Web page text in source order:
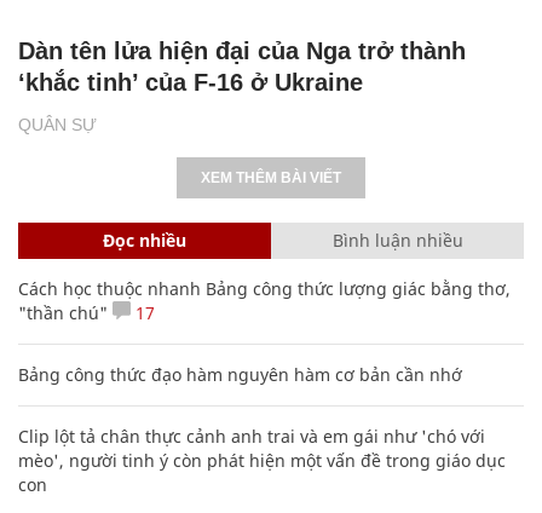
QUÂN SỰ
Dàn tên lửa hiện đại của Nga trở thành
‘khắc tinh’ của F-16 ở Ukraine
XEM THÊM BÀI VIẾT
Đọc nhiều Bình luận nhiều
Cách học thuộc nhanh Bảng công thức lượng giác bằng thơ,
"thần chú"
17
Bảng công thức đạo hàm nguyên hàm cơ bản cần nhớ
Clip lột tả chân thực cảnh anh trai và em gái như 'chó với
mèo', người tinh ý còn phát hiện một vấn đề trong giáo dục
con